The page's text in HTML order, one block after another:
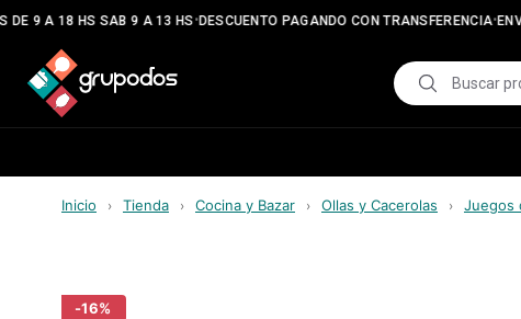
9 A 18 HS SAB 9 A 13 HS•DESCUENTO PAGANDO CON TRANSFERENCIA•
Inicio › Tienda › Cocina y Bazar › Ollas y Cacerolas › Juegos
-16%